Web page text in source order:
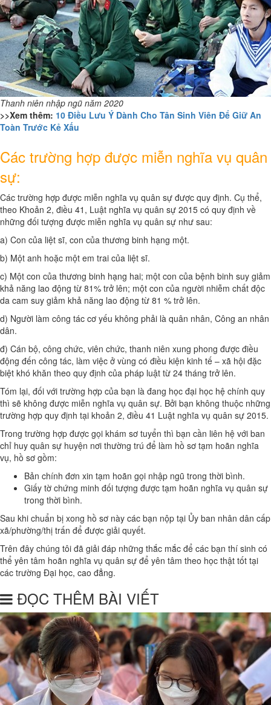
Thanh niên nhập ngũ năm 2020
>>Xem thêm: 10 Điều Lưu Ý Dành Cho Tân Sinh Viên Để Giữ An
Toàn Trước Kẻ Xấu
Các trường hợp được miễn nghĩa vụ quân
sự:
Các trường hợp được miễn nghĩa vụ quân sự được quy định. Cụ thể,
theo Khoản 2, điều 41, Luật nghĩa vụ quân sự 2015 có quy định về
những đối tượng được miễn nghĩa vụ quân sự như sau:
a) Con của liệt sĩ, con của thương binh hạng một.
b) Một anh hoặc một em trai của liệt sĩ.
c) Một con của thương binh hạng hai; một con của bệnh binh suy giảm
khả năng lao động từ 81% trở lên; một con của người nhiễm chất độc
da cam suy giảm khả năng lao động từ 81 % trở lên.
d) Người làm công tác cơ yếu không phải là quân nhân, Công an nhân
dân.
đ) Cán bộ, công chức, viên chức, thanh niên xung phong được điều
động đến công tác, làm việc ở vùng có điều kiện kinh tế – xã hội đặc
biệt khó khăn theo quy định của pháp luật từ 24 tháng trở lên.
Tóm lại, đối với trường hợp của bạn là đang học đại học hệ chính quy
thì sẽ không được miễn nghĩa vụ quân sự. Bởi bạn không thuộc những
trường hợp quy định tại khoản 2, điều 41 Luật nghĩa vụ quân sự 2015.
Trong trường hợp được gọi khám sơ tuyển thì bạn cần liên hệ với ban
chỉ huy quân sự huyện nơi thường trú để làm hồ sơ tạm hoãn nghĩa
vụ, hồ sơ gồm:
Bản chính đơn xin tạm hoãn gọi nhập ngũ trong thời bình.
Giấy tờ chứng minh đối tượng được tạm hoãn nghĩa vụ quân sự
trong thời bình.
Sau khi chuẩn bị xong hồ sơ này các bạn nộp tại Ủy ban nhân dân cấp
xã/phường/thị trấn để được giải quyết.
Trên đây chúng tôi đã giải đáp những thắc mắc để các bạn thí sinh có
thể yên tâm hoãn nghĩa vụ quân sự để yên tâm theo học thật tốt tại
các trường Đại học, cao đẳng.
ĐỌC THÊM BÀI VIẾT